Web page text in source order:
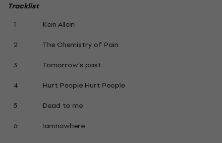
Tracklist
1
Kein Allein
2
The Chemistry of Pain
3
Tomorrow's past
4
Hurt People Hurt People
5
Dead to me
6
Iamnowhere